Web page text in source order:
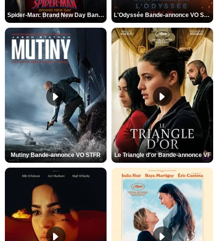
Spider-Man: Brand New Day Bande-annonce VO STFR L'Odyssée Bande-annonce VO STFR
Mutiny Bande-annonce VO STFR Le Triangle d'or Bande-annonce VF